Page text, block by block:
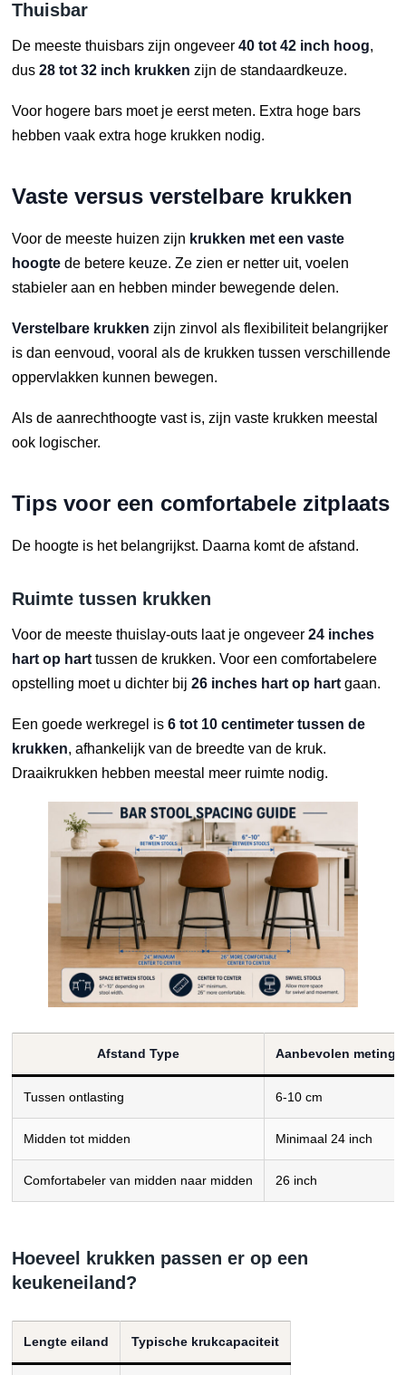
Thuisbar
De meeste thuisbars zijn ongeveer40 tot 42 inch hoog,
dus28 tot 32 inch krukken zijn de standaardkeuze.
Voor hogere bars moet je eerst meten. Extra hoge bars
hebben vaak extra hoge krukken nodig.
Vaste versus verstelbare krukken
Voor de meeste huizen zijn krukken met een vaste
hoogte de betere keuze. Ze zien er netter uit, voelen
stabieler aan en hebben minder bewegende delen.
Verstelbare krukken zijn zinvol als flexibiliteit belangrijker
is dan eenvoud, vooral als de krukken tussen verschillende
oppervlakken kunnen bewegen.
Als de aanrechthoogte vast is, zijn vaste krukken meestal
ook logischer.
Tips voor een comfortabele zitplaats
De hoogte is het belangrijkst. Daarna komt de afstand.
Ruimte tussen krukken
Voor de meeste thuislay-outs laat je ongeveer24 inches
hart op hart tussen de krukken. Voor een comfortabelere
opstelling moet u dichter bij26 inches hart op hart gaan.
Een goede werkregel is6 tot 10 centimeter tussen de
krukken, afhankelijk van de breedte van de kruk.
Draaikrukken hebben meestal meer ruimte nodig.
Afstand Type Aanbevolen meting
Tussen ontlasting 6-10 cm
Midden tot midden Minimaal 24 inch
Comfortabeler van midden naar midden 26 inch
Hoeveel krukken passen er op een
keukeneiland?
Lengte eiland Typische krukcapaciteit